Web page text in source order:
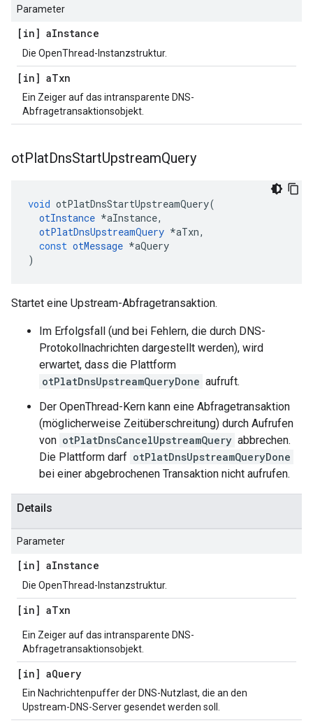
Parameter
[in] aInstance
Die OpenThread-Instanzstruktur.
[in] aTxn
Ein Zeiger auf das intransparente DNS-
Abfragetransaktionsobjekt.
otPlatDnsStartUpstreamQuery
void otPlatDnsStartUpstreamQuery(
otInstance *aInstance,
otPlatDnsUpstreamQuery *aTxn,
const otMessage *aQuery
)
Startet eine Upstream-Abfragetransaktion.
Im Erfolgsfall (und bei Fehlern, die durch DNS-
Protokollnachrichten dargestellt werden), wird
erwartet, dass die Plattform
otPlatDnsUpstreamQueryDone aufruft.
Der OpenThread-Kern kann eine Abfragetransaktion
(möglicherweise Zeitüberschreitung) durch Aufrufen
von otPlatDnsCancelUpstreamQuery abbrechen.
Die Plattform darf otPlatDnsUpstreamQueryDone
bei einer abgebrochenen Transaktion nicht aufrufen.
Details
Parameter
[in] aInstance
Die OpenThread-Instanzstruktur.
[in] aTxn
Ein Zeiger auf das intransparente DNS-
Abfragetransaktionsobjekt.
[in] aQuery
Ein Nachrichtenpuffer der DNS-Nutzlast, die an den
Upstream-DNS-Server gesendet werden soll.